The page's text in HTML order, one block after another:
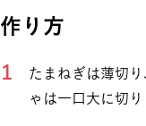
作り方
たまねぎは薄切
ゃは一口大に切り